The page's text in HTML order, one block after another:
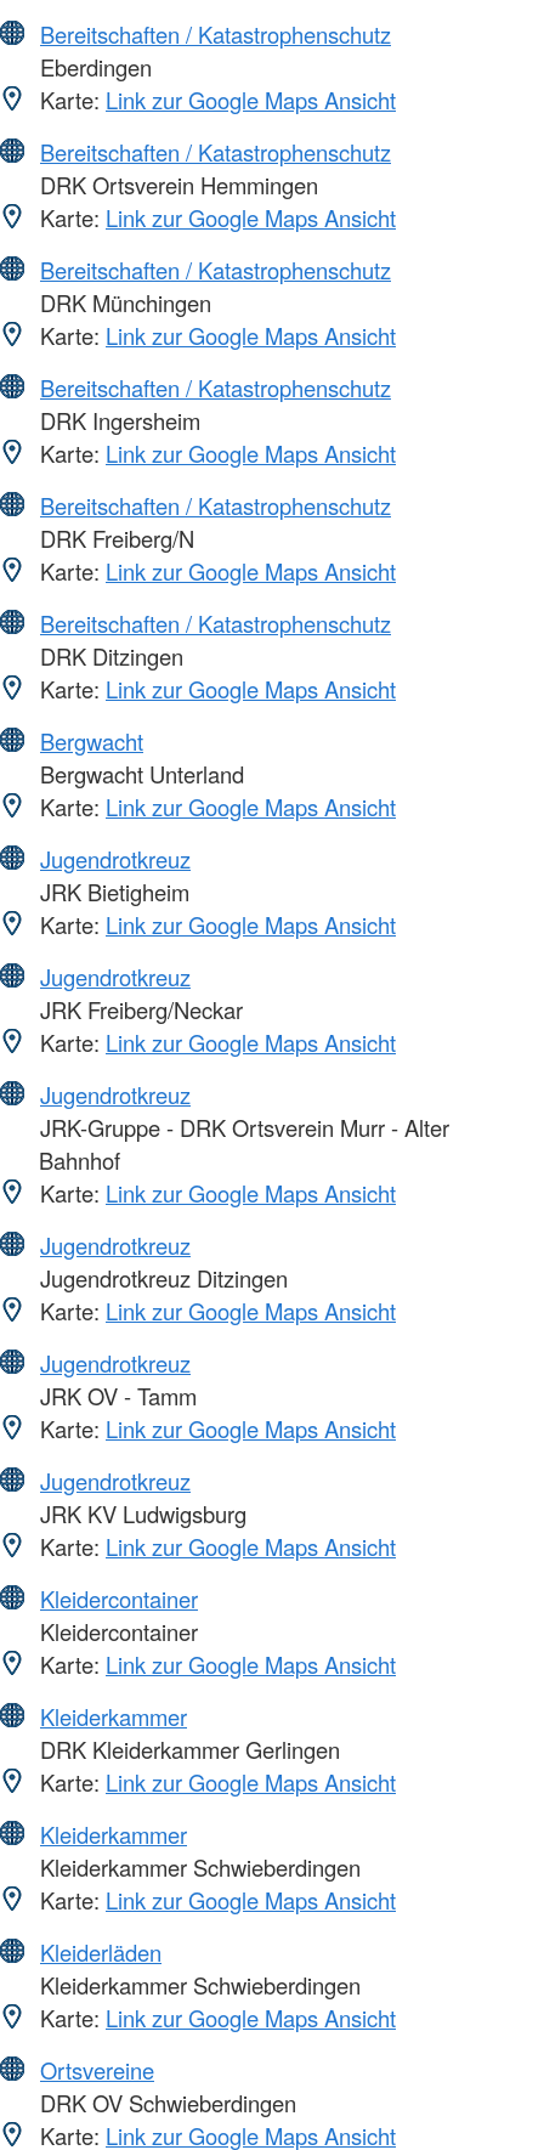
Bereitschaften / Katastrophenschutz
Eberdingen
Karte: Link zur Google Maps Ansicht
Bereitschaften / Katastrophenschutz
DRK Ortsverein Hemmingen
Karte: Link zur Google Maps Ansicht
Bereitschaften / Katastrophenschutz
DRK Münchingen
Karte: Link zur Google Maps Ansicht
Bereitschaften / Katastrophenschutz
DRK Ingersheim
Karte: Link zur Google Maps Ansicht
Bereitschaften / Katastrophenschutz
DRK Freiberg/N
Karte: Link zur Google Maps Ansicht
Bereitschaften / Katastrophenschutz
DRK Ditzingen
Karte: Link zur Google Maps Ansicht
Bergwacht
Bergwacht Unterland
Karte: Link zur Google Maps Ansicht
Jugendrotkreuz
JRK Bietigheim
Karte: Link zur Google Maps Ansicht
Jugendrotkreuz
JRK Freiberg/Neckar
Karte: Link zur Google Maps Ansicht
Jugendrotkreuz
JRK-Gruppe - DRK Ortsverein Murr - Alter
Bahnhof
Karte: Link zur Google Maps Ansicht
Jugendrotkreuz
Jugendrotkreuz Ditzingen
Karte: Link zur Google Maps Ansicht
Jugendrotkreuz
JRK OV - Tamm
Karte: Link zur Google Maps Ansicht
Jugendrotkreuz
JRK KV Ludwigsburg
Karte: Link zur Google Maps Ansicht
Kleidercontainer
Kleidercontainer
Karte: Link zur Google Maps Ansicht
Kleiderkammer
DRK Kleiderkammer Gerlingen
Karte: Link zur Google Maps Ansicht
Kleiderkammer
Kleiderkammer Schwieberdingen
Karte: Link zur Google Maps Ansicht
Kleiderläden
Kleiderkammer Schwieberdingen
Karte: Link zur Google Maps Ansicht
Ortsvereine
DRK OV Schwieberdingen
Karte: Link zur Google Maps Ansicht